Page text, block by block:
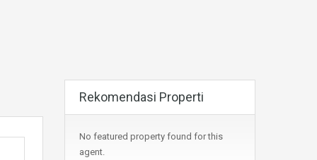
Rekomendasi Properti
No featured property found for this
agent.